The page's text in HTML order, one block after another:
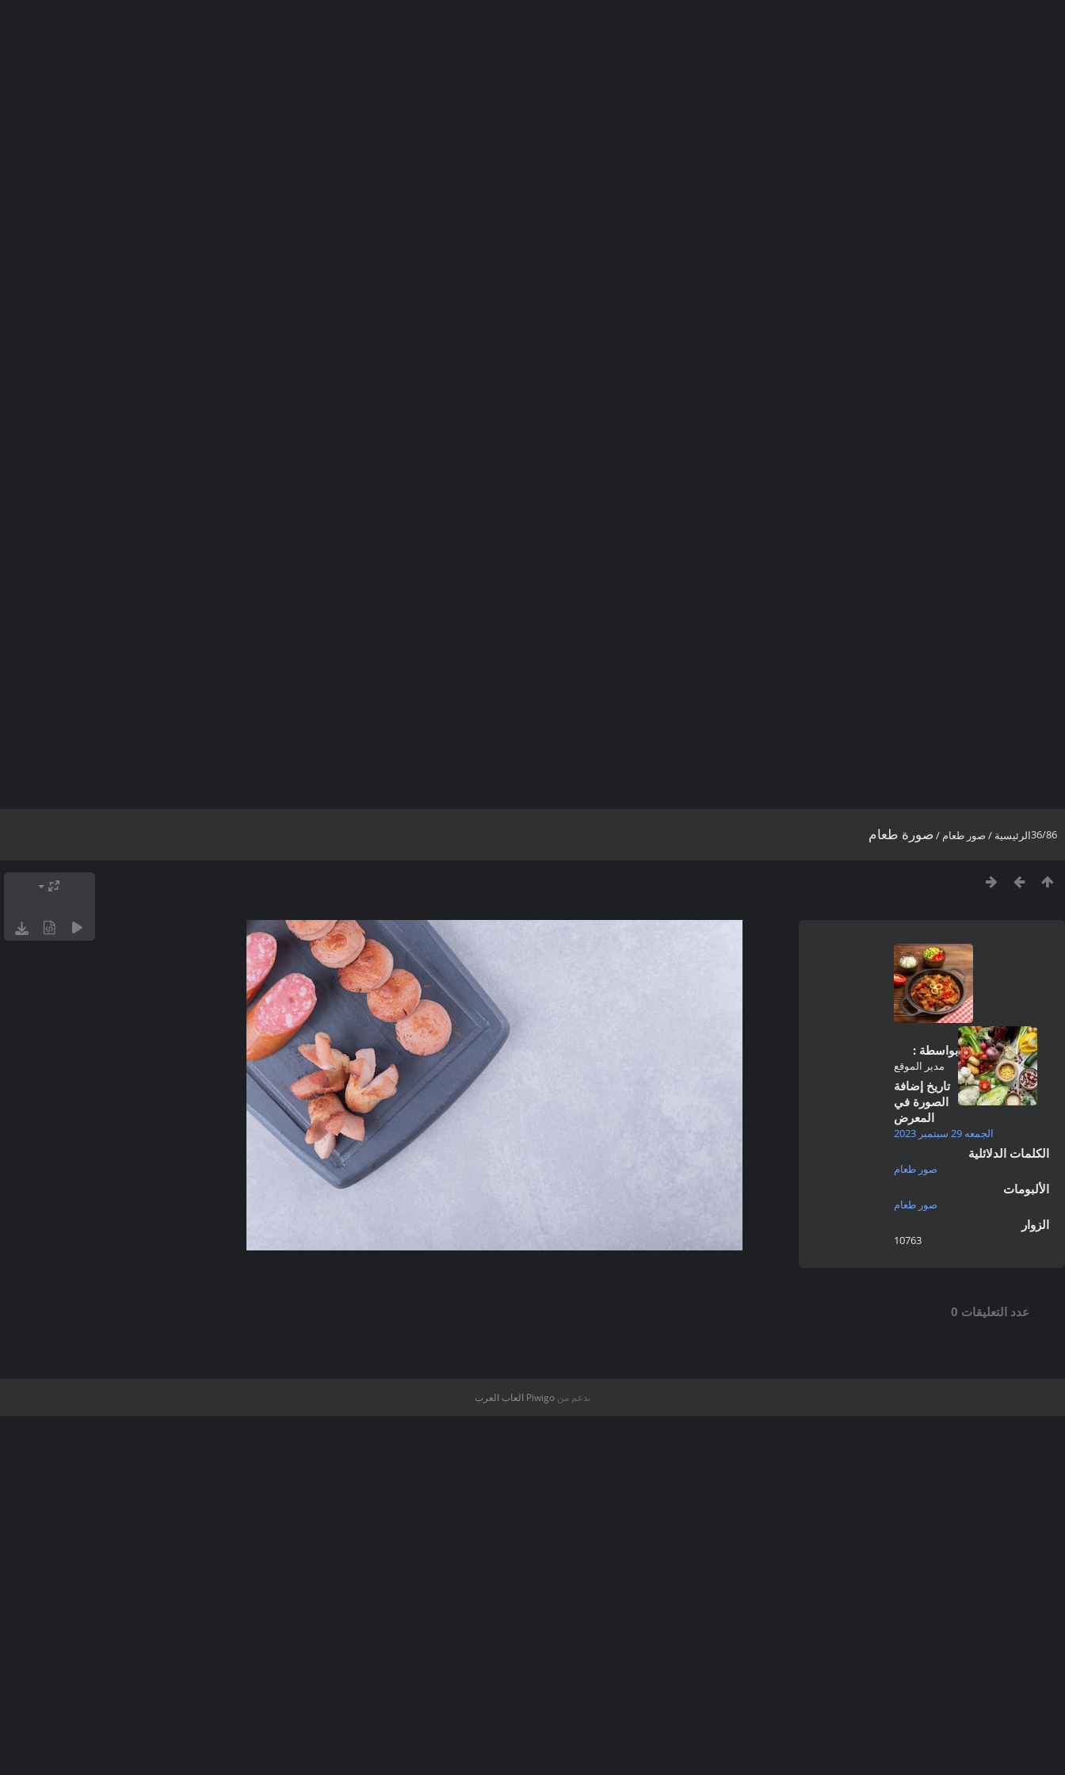
36/86الرئيسية / صور طعام /صورة طعام
بواسطة :
مدير الموقع
تاريخ إضافة
الصورة في
المعرض
الجمعه 29 سبتمبر 2023
الكلمات الدلائلية
صور طعام
الألبومات
صور طعام
الزوار
10763
عدد التعليقات 0
بدعم من Piwigo العاب العرب